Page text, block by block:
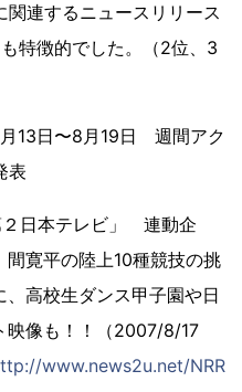
連するニュースリリース
特徴的でした。（2位、3
13日〜8月19日 週間アク
表
２日本テレビ」 連動企
寛平の陸上10種競技の挑
高校生ダンス甲子園や日
映像も！！（2007/8/17
www.news2u.net/NRR